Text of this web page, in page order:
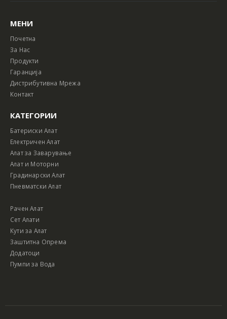
МЕНИ
Почетна
За Нас
Продукти
Гаранција
Дистрибутивна Мрежа
Контакт
КАТЕГОРИИ
Батериски Алат
Електричен Алат
Алат за Заварување
Алат и Моторни
Градинарски Алат
Пневматски Алат
Рачен Алат
Сет Алати
Кути за Алат
Заштитна Опрема
Додатоци
Пумпи за Вода